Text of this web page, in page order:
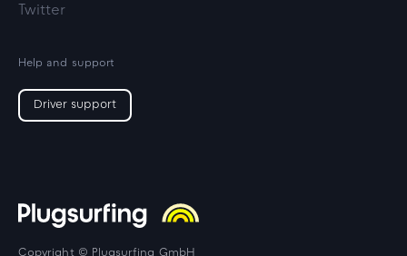
Twitter
Help and support
Driver support
Copyright © Plugsurfing GmbH